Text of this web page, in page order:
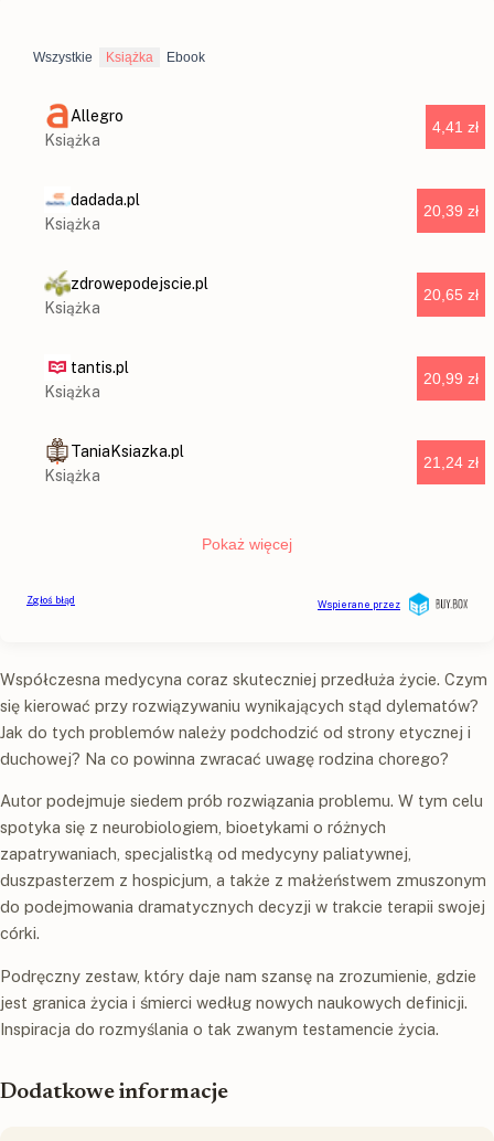
Współczesna medycyna coraz skuteczniej przedłuża życie. Czym
się kierować przy rozwiązywaniu wynikających stąd dylematów?
Jak do tych problemów należy podchodzić od strony etycznej i
duchowej? Na co powinna zwracać uwagę rodzina chorego?
Autor podejmuje siedem prób rozwiązania problemu. W tym celu
spotyka się z neurobiologiem, bioetykami o różnych
zapatrywaniach, specjalistką od medycyny paliatywnej,
duszpasterzem z hospicjum, a także z małżeństwem zmuszonym
do podejmowania dramatycznych decyzji w trakcie terapii swojej
córki.
Podręczny zestaw, który daje nam szansę na zrozumienie, gdzie
jest granica życia i śmierci według nowych naukowych definicji.
Inspiracja do rozmyślania o tak zwanym testamencie życia.
Dodatkowe informacje